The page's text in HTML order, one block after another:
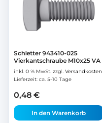
Schletter 943410-025
Vierkantschraube M10x25 VA
inkl. 0 % MwSt. zzgl. Versandkosten
Lieferzeit: ca. 5-10 Tage
0,48 €
In den Warenkorb